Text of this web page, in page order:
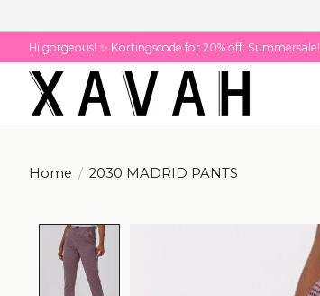
Hi gorgeous! ✨ Kortingscode for 20% off: Summersale!
Home / 2030 MADRID PANTS
Product image